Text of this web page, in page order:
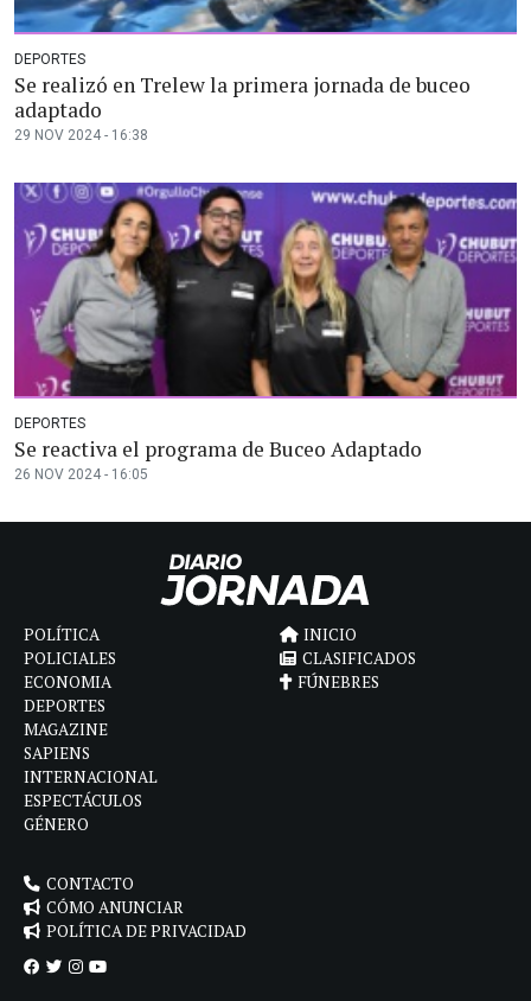
DEPORTES
Se realizó en Trelew la primera jornada de buceo
adaptado
29 NOV 2024 - 16:38
DEPORTES
Se reactiva el programa de Buceo Adaptado
26 NOV 2024 - 16:05
POLÍTICA
POLICIALES
ECONOMIA
DEPORTES
MAGAZINE
SAPIENS
INTERNACIONAL
ESPECTÁCULOS
GÉNERO
INICIO
CLASIFICADOS
FÚNEBRES
CONTACTO
CÓMO ANUNCIAR
POLÍTICA DE PRIVACIDAD